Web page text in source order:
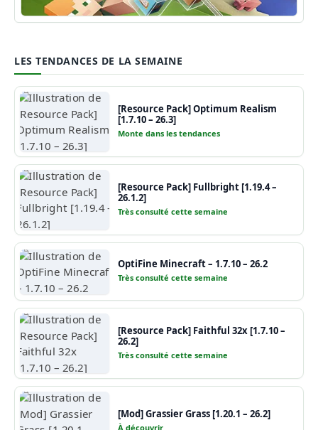
Guide Minecraft
LES TENDANCES DE LA SEMAINE
[Resource Pack] Optimum Realism
[1.7.10 – 26.3]
Monte dans les tendances
[Resource Pack] Fullbright [1.19.4 –
26.1.2]
Très consulté cette semaine
OptiFine Minecraft – 1.7.10 – 26.2
Très consulté cette semaine
[Resource Pack] Faithful 32x [1.7.10 –
26.2]
Très consulté cette semaine
[Mod] Grassier Grass [1.20.1 – 26.2]
À découvrir